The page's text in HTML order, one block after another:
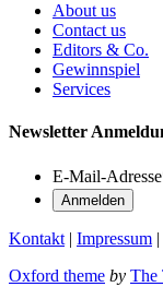
About us
Contact us
Editors & Co.
Gewinnspiel
Services
Newsletter
E-Mail-Adresse
Kontakt | Impressum |
Oxford theme by The